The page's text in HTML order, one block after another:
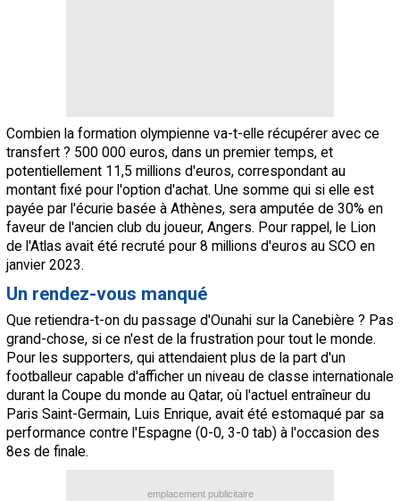
Combien la formation olympienne va-t-elle récupérer avec ce
transfert ? 500 000 euros, dans un premier temps, et
potentiellement 11,5 millions d'euros, correspondant au
montant fixé pour l'option d'achat. Une somme qui si elle est
payée par l'écurie basée à Athènes, sera amputée de 30% en
faveur de l'ancien club du joueur, Angers. Pour rappel, le Lion
de l'Atlas avait été recruté pour 8 millions d'euros au SCO en
janvier 2023.
Un rendez-vous manqué
Que retiendra-t-on du passage d'Ounahi sur la Canebière ? Pas
grand-chose, si ce n'est de la frustration pour tout le monde.
Pour les supporters, qui attendaient plus de la part d'un
footballeur capable d'afficher un niveau de classe internationale
durant la Coupe du monde au Qatar, où l'actuel entraîneur du
Paris Saint-Germain, Luis Enrique, avait été estomaqué par sa
performance contre l'Espagne (0-0, 3-0 tab) à l'occasion des
8es de finale.
emplacement publicitaire